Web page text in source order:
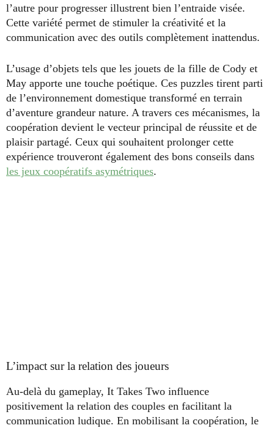
l’autre pour progresser illustrent bien l’entraide visée.
Cette variété permet de stimuler la créativité et la
communication avec des outils complètement inattendus.
L’usage d’objets tels que les jouets de la fille de Cody et
May apporte une touche poétique. Ces puzzles tirent parti
de l’environnement domestique transformé en terrain
d’aventure grandeur nature. A travers ces mécanismes, la
coopération devient le vecteur principal de réussite et de
plaisir partagé. Ceux qui souhaitent prolonger cette
expérience trouveront également des bons conseils dans
les jeux coopératifs asymétriques.
L’impact sur la relation des joueurs
Au-delà du gameplay, It Takes Two influence
positivement la relation des couples en facilitant la
communication ludique. En mobilisant la coopération, le